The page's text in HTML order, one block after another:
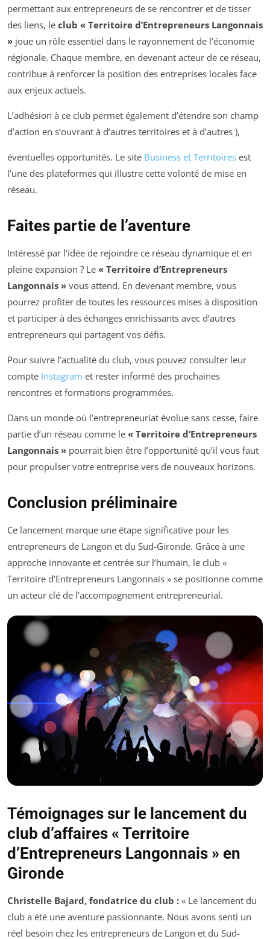
permettant aux entrepreneurs de se rencontrer et de tisser
des liens, le club « Territoire d’Entrepreneurs Langonnais
» joue un rôle essentiel dans le rayonnement de l’économie
régionale. Chaque membre, en devenant acteur de ce réseau,
contribue à renforcer la position des entreprises locales face
aux enjeux actuels.
L’adhésion à ce club permet également d’étendre son champ
d’action en s’ouvrant à d’autres territoires et à d’autres ),
éventuelles opportunités. Le site Business et Territoires est
l’une des plateformes qui illustre cette volonté de mise en
réseau.
Faites partie de l’aventure
Intéressé par l’idée de rejoindre ce réseau dynamique et en
pleine expansion ? Le « Territoire d’Entrepreneurs
Langonnais » vous attend. En devenant membre, vous
pourrez profiter de toutes les ressources mises à disposition
et participer à des échanges enrichissants avec d’autres
entrepreneurs qui partagent vos défis.
Pour suivre l’actualité du club, vous pouvez consulter leur
compte Instagram et rester informé des prochaines
rencontres et formations programmées.
Dans un monde où l’entrepreneuriat évolue sans cesse, faire
partie d’un réseau comme le « Territoire d’Entrepreneurs
Langonnais » pourrait bien être l’opportunité qu’il vous faut
pour propulser votre entreprise vers de nouveaux horizons.
Conclusion préliminaire
Ce lancement marque une étape significative pour les
entrepreneurs de Langon et du Sud-Gironde. Grâce à une
approche innovante et centrée sur l’humain, le club «
Territoire d’Entrepreneurs Langonnais » se positionne comme
un acteur clé de l’accompagnement entrepreneurial.
Témoignages sur le lancement du
club d’affaires « Territoire
d’Entrepreneurs Langonnais » en
Gironde
Christelle Bajard, fondatrice du club : « Le lancement du
club a été une aventure passionnante. Nous avons senti un
réel besoin chez les entrepreneurs de Langon et du Sud-